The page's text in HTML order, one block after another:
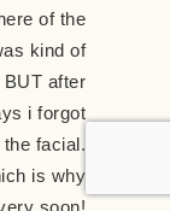
of the
kind of
after
i forgot
facial.
is why